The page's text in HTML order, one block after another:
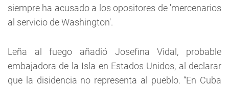
siempre ha acusado a los opositores de 'mercenarios
al servicio de Washington'.
Leña al fuego añadió Josefina Vidal, probable
embajadora de la Isla en Estados Unidos, al declarar
que la disidencia no representa al pueblo. “En Cuba